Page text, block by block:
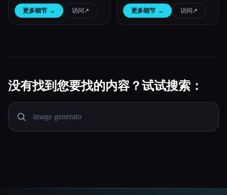
更多细节 → 访问 ↗︎
作 30 多种令人惊叹的室内风格。
立即提升您的空间。
更多细节 → 访问 ↗︎
没有找到您要找的内容？试试搜索：